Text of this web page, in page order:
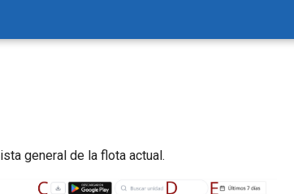
general de la flota actual.